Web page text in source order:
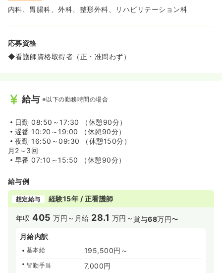
内科、胃腸科、外科、整形外科、リハビリテーション科
応募資格
◆看護師資格取得者（正・准問わず）
給与 ※以下の勤務時間の場合
日勤 08:50～17:30 （休憩90分）
遅番 10:20～19:00 （休憩90分）
夜勤 16:50～09:30 （休憩150分）
月2～3回
早番 07:10～15:50 （休憩90分）
給与例
想定給与 経験15年 / 正看護師
年収405 万円～ 月給 28.1 万円～賞与68万円〜
月給内訳
基本給 195,500円～
皆勤手当 7,000円